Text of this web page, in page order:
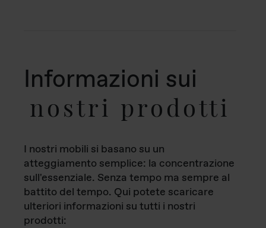
Informazioni sui
nostri prodotti
I nostri mobili si basano su un
atteggiamento semplice: la concentrazione
sull'essenziale. Senza tempo ma sempre al
battito del tempo. Qui potete scaricare
ulteriori informazioni su tutti i nostri
prodotti: